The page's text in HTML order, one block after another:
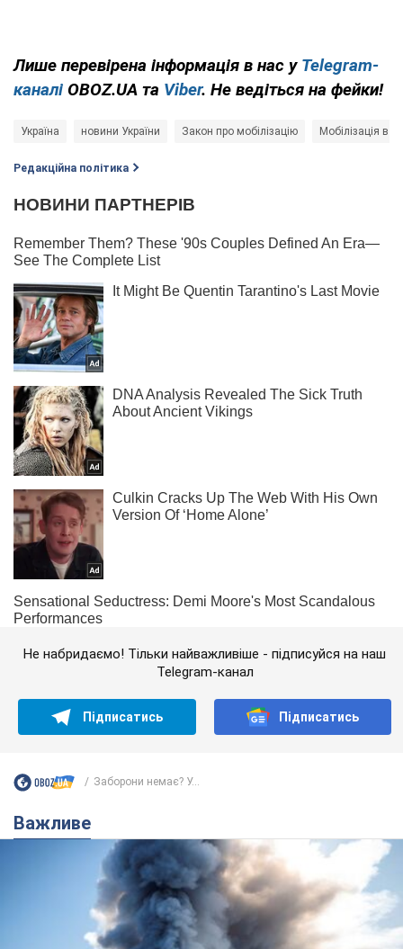
Лише перевірена інформація в нас у Telegram-
каналі OBOZ.UA та Viber. Не ведіться на фейки!
Україна новини України Закон про мобілізацію Мобілізація в
Редакційна політика
Не набридаємо! Тільки найважливіше - підписуйся на наш
Telegram-канал
Підписатись Підписатись
Заборони немає? У...
Важливе